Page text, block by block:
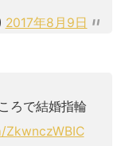
2017年8月9日
ろで結婚指輪